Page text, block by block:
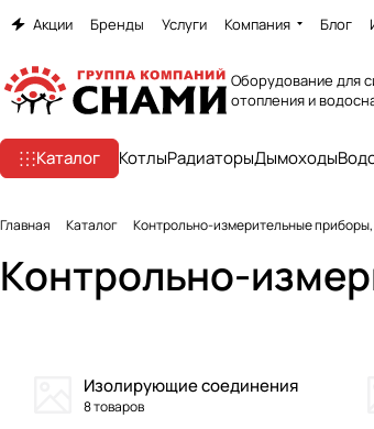
Акции Бренды Услуги Компания Блог
Оборудование для
отопления и
Каталог КотлыРадиаторыДымоходы
Главная Каталог Контрольно-измерительные
Контрольно-
Изолирующие соединения
8 товаров